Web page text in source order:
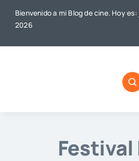
Bienvenido a mi Blog de cine. Hoy
2026
Festival